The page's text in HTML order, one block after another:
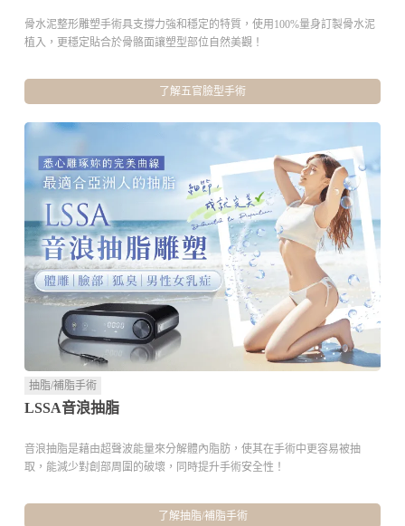
骨水泥整形雕塑手術具支撐力強和穩定的特質，使用100%量身訂製骨水泥
植入，更穩定貼合於骨骼面讓塑型部位自然美觀！
了解五官臉型手術
抽脂/補脂手術
LSSA音浪抽脂
音浪抽脂是藉由超聲波能量來分解體內脂肪，使其在手術中更容易被抽
取，能減少對創部周圍的破壞，同時提升手術安全性！
了解抽脂/補脂手術